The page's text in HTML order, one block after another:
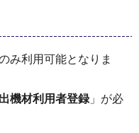
み利用可能となりま
機材利用者登録」が必